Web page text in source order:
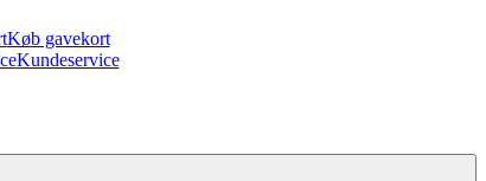
Køb gavekort
Kundeservice